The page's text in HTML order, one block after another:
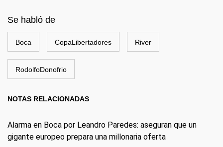
Se habló de
Boca CopaLibertadores River
RodolfoDonofrio
NOTAS RELACIONADAS
Alarma en Boca por Leandro Paredes: aseguran que un
gigante europeo prepara una millonaria oferta